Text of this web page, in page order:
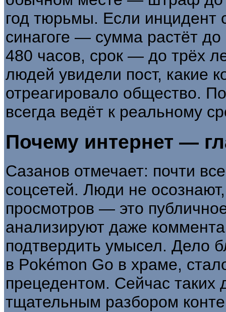
год тюрьмы. Если инцидент
синагоге — сумма растёт
480 часов, срок — до трёх
людей увидели пост, какие
отреагировало общество.
всегда ведёт к реальному
Почему интернет —
Сазанов отмечает: почти
соцсетей. Люди не
просмотров — это
анализируют даже
подтвердить умысел. Дело
в Pokémon Go в храме,
прецедентом. Сейчас
тщательным разбором